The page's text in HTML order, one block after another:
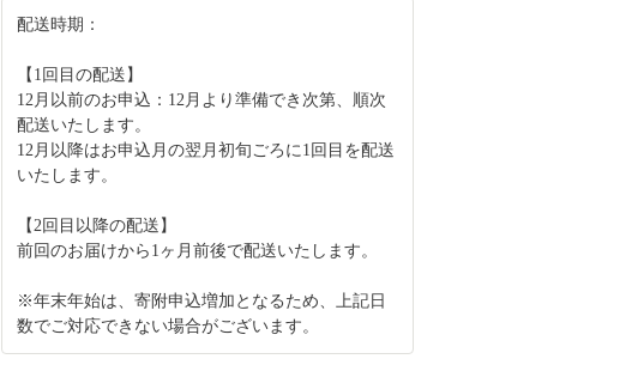
配送時期：
【1回目の配送】
12月以前のお申込：12月より準備でき次第、順次
配送いたします。
12月以降はお申込月の翌月初旬ごろに1回目を配送
いたします。
【2回目以降の配送】
前回のお届けから1ヶ月前後で配送いたします。
※年末年始は、寄附申込増加となるため、上記日
数でご対応できない場合がございます。